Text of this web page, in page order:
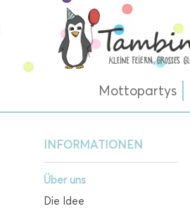
Mottopartys
INFORMATIONEN
Über uns
Die Idee